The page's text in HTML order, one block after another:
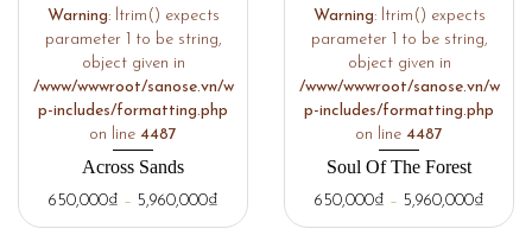
Warning: ltrim() expects
parameter 1 to be string,
object given in
/www/wwwroot/sanose.vn/w
p-includes/formatting.php
on line 4487
Across Sands
650,000₫ – 5,960,000₫
Warning: ltrim() expects
parameter 1 to be string,
object given in
/www/wwwroot/sanose.vn/w
p-includes/formatting.php
on line 4487
Soul Of The Forest
650,000₫ – 5,960,000₫